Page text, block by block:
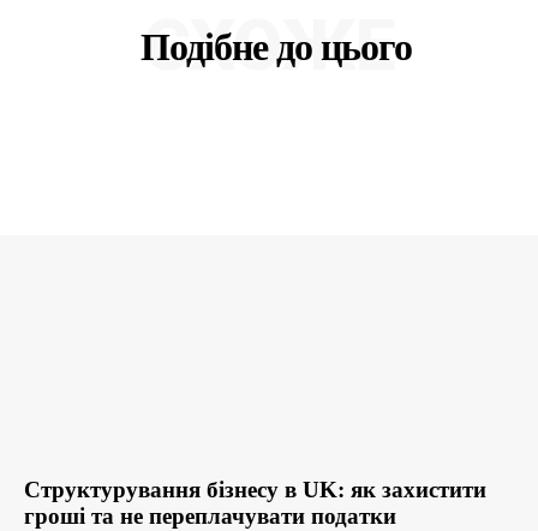
Подібне до цього
СХОЖЕ
Структурування бізнесу в UK: як захистити
гроші та не переплачувати податки